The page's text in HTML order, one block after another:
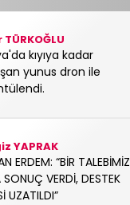
kıyıya kadar
yunus dron ile
YAPRAK
ERDEM: “BİR TALEBİMİZ
VERDİ, DESTEK
UZATILDI”